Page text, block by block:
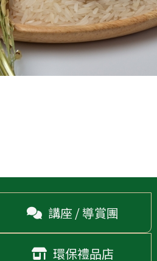
 講座 / 導賞團
 環保禮品店